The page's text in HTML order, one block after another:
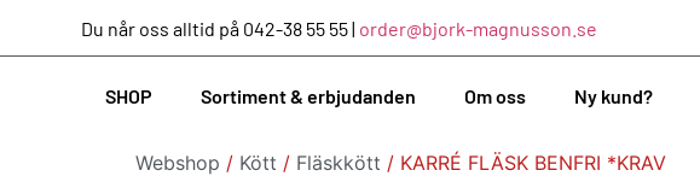
Du når oss alltid på 042-38 55 55 | order@bjork-magnusson.se
SHOP Sortiment & erbjudanden Om oss Ny kund?
Webshop / Kött / Fläskkött / KARRÉ FLÄSK BENFRI *KRAV